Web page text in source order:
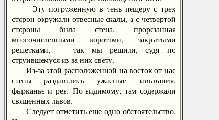
Эту погруженную в тень пещеру с трех
сторон окружали отвесные скалы, а с четвертой
стороны была стена, прорезанная
многочисленными воротами, закрытыми
решетками, — так мы решили, судя по
струившемуся из-за них свету.
Из-за этой расположенной на восток от нас
стены раздавались ужасные завывания,
фырканье и рев. По-видимому, там содержали
священных львов.
Следует отметить еще одно обстоятельство.